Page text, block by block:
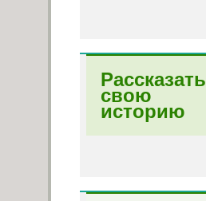
Рассказать
свою
историю